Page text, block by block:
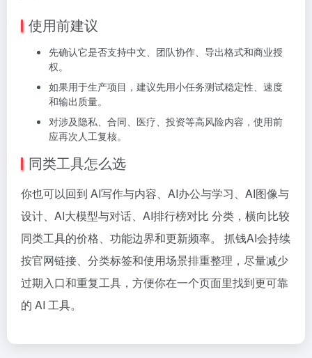
使用前建议
先确认它是否支持中文、团队协作、导出格式和商业授
权。
如果用于生产项目，建议先用小任务测试稳定性、速度
和输出质量。
对涉及隐私、合同、医疗、投资等高风险内容，使用前
应再次人工复核。
同类工具怎么选
你也可以回到 AI写作与内容、AI办公与学习、AI图像与
设计、AI大模型与对话、AI排行榜对比 分类，横向比较
同类工具的价格、功能边界和更新频率。 抓钱AI会持续
按官网链接、分类标签和使用场景排重整理，尽量减少
过期入口和重复工具，方便你在一个页面里找到更可靠
的 AI 工具。